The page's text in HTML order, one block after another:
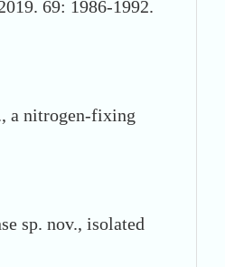
69: 1986-1992.
a nitrogen-fixing
sp. nov., isolated